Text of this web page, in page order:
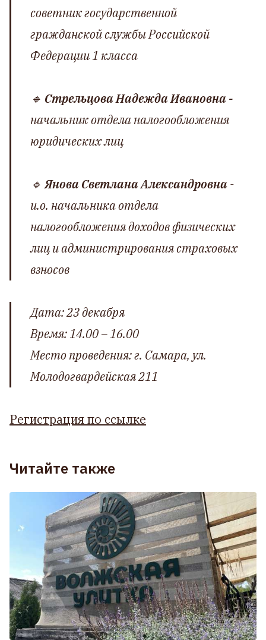
советник государственной
гражданской службы Российской
Федерации 1 класса
🔹 Стрельцова Надежда Ивановна -
начальник отдела налогообложения
юридических лиц
🔹Янова Светлана Александровна-
и.о. начальника отдела
налогообложения доходов физических
лиц и администрирования страховых
взносов
Дата: 23 декабря
Время: 14.00 – 16.00
Место проведения: г. Самара, ул.
Молодогвардейская 211
Регистрация по ссылке
Читайте также